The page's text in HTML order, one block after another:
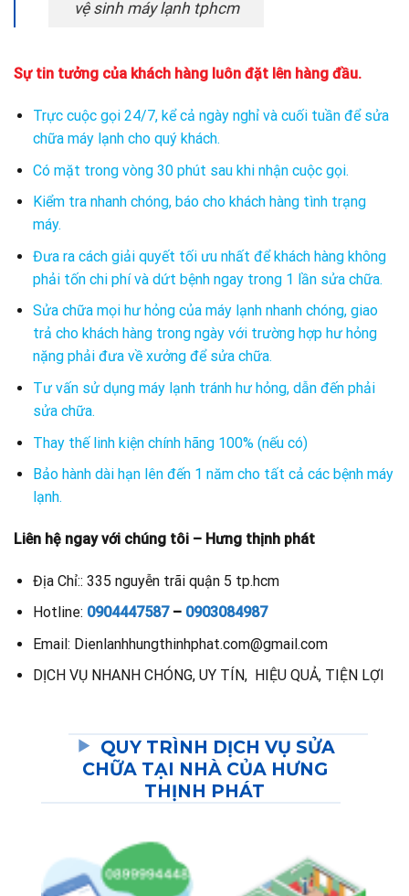
vệ sinh máy lạnh tphcm
Sự tin tưởng của khách hàng luôn đặt lên hàng đầu.
Trực cuộc gọi 24/7, kể cả ngày nghỉ và cuối tuần để sửa
chữa máy lạnh cho quý khách.
Có mặt trong vòng 30 phút sau khi nhận cuộc gọi.
Kiểm tra nhanh chóng, báo cho khách hàng tình trạng
máy.
Đưa ra cách giải quyết tối ưu nhất để khách hàng không
phải tốn chi phí và dứt bệnh ngay trong 1 lần sửa chữa.
Sửa chữa mọi hư hỏng của máy lạnh nhanh chóng, giao
trả cho khách hàng trong ngày với trường hợp hư hỏng
nặng phải đưa về xưởng để sửa chữa.
Tư vấn sử dụng máy lạnh tránh hư hỏng, dẫn đến phải
sửa chữa.
Thay thế linh kiện chính hãng 100% (nếu có)
Bảo hành dài hạn lên đến 1 năm cho tất cả các bệnh máy
lạnh.
Liên hệ ngay với chúng tôi – Hưng thịnh phát
Địa Chỉ:: 335 nguyễn trãi quận 5 tp.hcm
Hotline: 0904447587– 0903084987
Email: Dienlanhhungthinhphat.com@gmail.com
DỊCH VỤ NHANH CHÓNG, UY TÍN, HIỆU QUẢ, TIỆN LỢI
QUY TRÌNH DỊCH VỤ SỬA
CHỮA TẠI NHÀ CỦA HƯNG
THỊNH PHÁT